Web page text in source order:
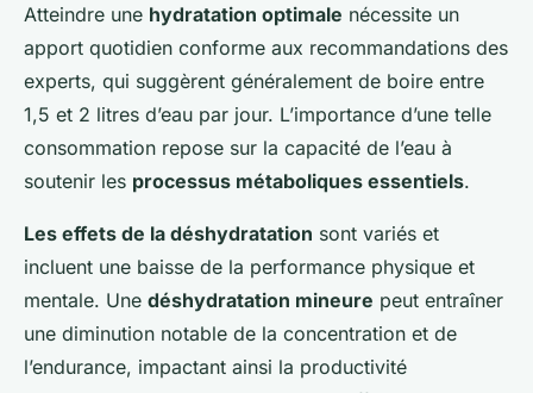
Atteindre une hydratation optimale nécessite un
apport quotidien conforme aux recommandations des
experts, qui suggèrent généralement de boire entre
1,5 et 2 litres d’eau par jour. L’importance d’une telle
consommation repose sur la capacité de l’eau à
soutenir les processus métaboliques essentiels.
Les effets de la déshydratation sont variés et
incluent une baisse de la performance physique et
mentale. Une déshydratation mineure peut entraîner
une diminution notable de la concentration et de
l’endurance, impactant ainsi la productivité